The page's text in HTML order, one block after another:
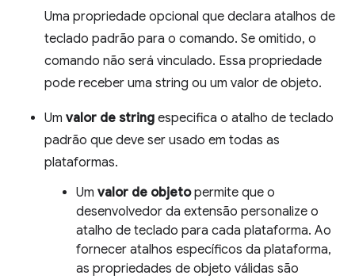
Uma propriedade opcional que declara atalhos de
teclado padrão para o comando. Se omitido, o
comando não será vinculado. Essa propriedade
pode receber uma string ou um valor de objeto.
Um valor de string especifica o atalho de teclado
padrão que deve ser usado em todas as
plataformas.
Um valor de objetopermite que o
desenvolvedor da extensão personalize o
atalho de teclado para cada plataforma. Ao
fornecer atalhos específicos da plataforma,
as propriedades de objeto válidas são